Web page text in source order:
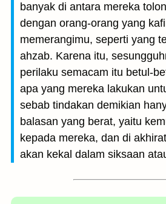
banyak di antara mereka
dengan orang-orang yang
memerangimu, seperti yang
ahzab. Karena itu,
perilaku semacam itu betul-
apa yang mereka lakukan
sebab tindakan demikian
balasan yang berat, yaitu
kepada mereka, dan di
akan kekal dalam siksaan